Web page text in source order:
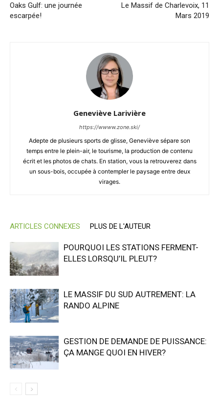
Oaks Gulf: une journée
escarpée!
Le Massif de Charlevoix, 11
Mars 2019
Geneviève Larivière
https://wwww.zone.ski/
Adepte de plusieurs sports de glisse, Geneviève sépare son
temps entre le plein-air, le tourisme, la production de contenu
écrit et les photos de chats. En station, vous la retrouverez dans
un sous-bois, occupée à contempler le paysage entre deux
virages.
ARTICLES CONNEXES PLUS DE L'AUTEUR
POURQUOI LES STATIONS FERMENT-
ELLES LORSQU’IL PLEUT?
LE MASSIF DU SUD AUTREMENT: LA
RANDO ALPINE
GESTION DE DEMANDE DE PUISSANCE:
ÇA MANGE QUOI EN HIVER?